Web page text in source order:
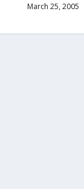
March 25, 2005